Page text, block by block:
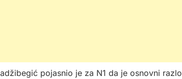
pojasnio je za N1 da je osnovni